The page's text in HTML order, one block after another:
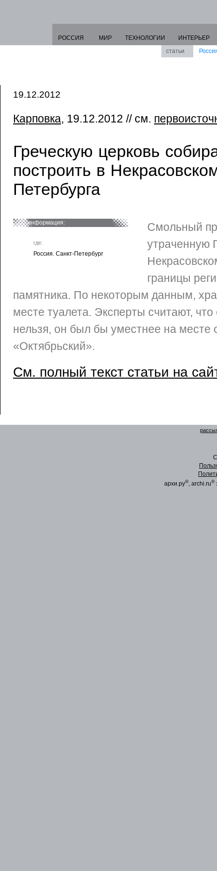
РОССИЯ МИР ТЕХНОЛОГИИ
ИНТЕРЬЕР
статьи
19.12.2012
Карповка, 19.12.2012 // см.
Греческую церковь
построить в
Петербурга
информация:
где:
Россия. Санкт-Петербург
Смольный
утраченную
границы
памятника. По некоторым данным,
месте туалета. Эксперты считают,
нельзя, он был бы уместнее на месте
«Октябрьский».
См. полный текст статьи на
архи.ру®, archi.ru®